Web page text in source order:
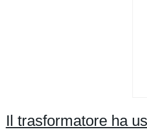
Il trasformatore ha